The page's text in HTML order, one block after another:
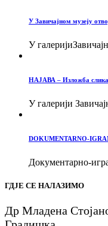
У Завичајном музеју
У
НАЈАВА – Изложба слика
У галерији
DOKUMENTARNO-
Документарно-
ГДЈЕ СЕ НАЛАЗИМО
Др Младена